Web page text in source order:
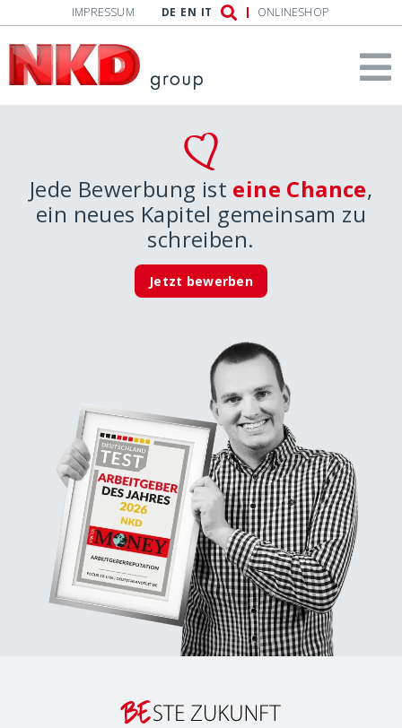
IMPRESSUM DE EN IT ONLINESHOP
Jede Bewerbung ist eine Chance,
ein neues Kapitel gemeinsam zu
schreiben.
Jetzt bewerben